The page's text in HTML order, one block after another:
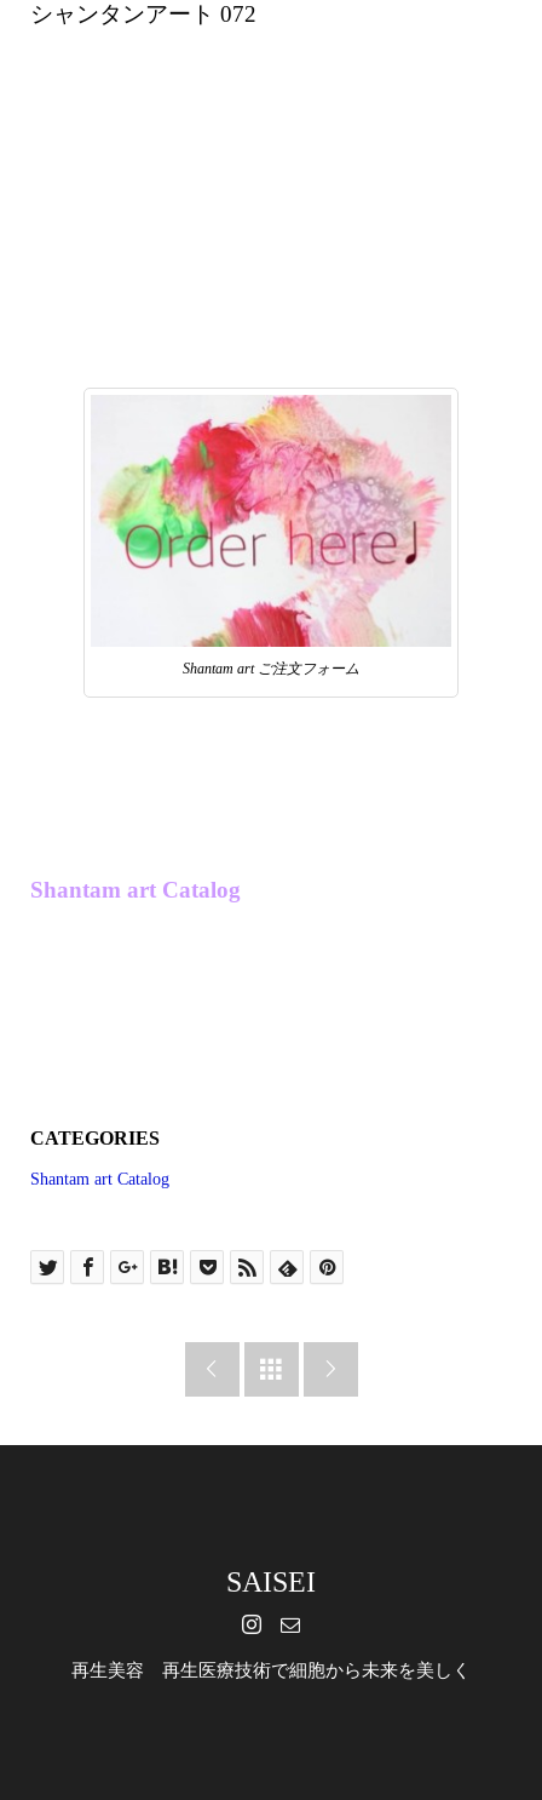
シャンタンアート 072
Shantam art ご注文フォーム
Shantam art Catalog
CATEGORIES
Shantam art Catalog
  
SAISEI
再生美容 再生医療技術で細胞から未来を美しく